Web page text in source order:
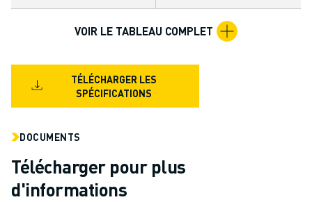
MANUTENTION
SOUDAGE PAR POINTS
INSPECTION DE LA VISION
DÉCOUPAGE PAR FIL EDM
SERVICE CLIENTÈLE
FANUC PLANS
TERRAIN ET MAINTENANCE
VOIR LE TABLEAU COMPLET
TÉLÉCHARGER LES
SPÉCIFICATIONS
DOCUMENTS
Télécharger pour plus
d'informations